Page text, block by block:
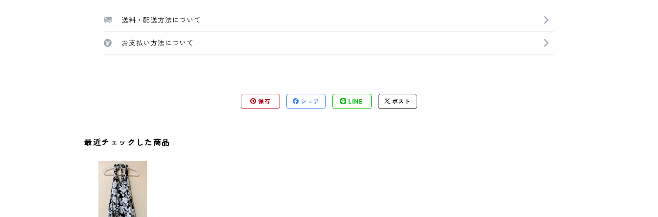
送料・配送方法について
お支払い方法について
保存 シェア LINE ポスト
最近チェックした商品